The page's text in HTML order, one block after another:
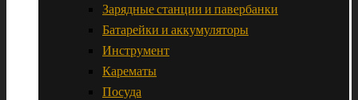
Зарядные станции и павербанки
Батарейки и аккумуляторы
Инструмент
Карематы
Посуда